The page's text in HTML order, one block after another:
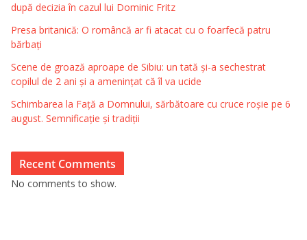
după decizia în cazul lui Dominic Fritz
Presa britanică: O româncă ar fi atacat cu o foarfecă patru
bărbați
Scene de groază aproape de Sibiu: un tată și-a sechestrat
copilul de 2 ani și a amenințat că îl va ucide
Schimbarea la Față a Domnului, sărbătoare cu cruce roșie pe 6
august. Semnificație și tradiții
Recent Comments
No comments to show.